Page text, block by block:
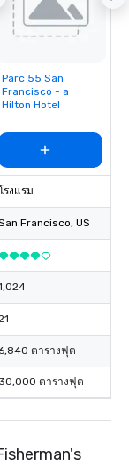
have nothing to worry
remember to submit
Feel Like a VIP at
Smacking Foodie
about waiting in line
restaurant or being
than desirable table.
everyone is treated
a special warm
from the restaurant
be printed featuring
For added ease, we
transportation pick-
as well as an event
for groups that desire
experience, we can
glittering lights of The
Removed from
favorites
Parc 55 San
Francisco - a
Hilton Hotel
รงแรม
Francisco, US
ตารางฟุต
30,000 ตารางฟุต